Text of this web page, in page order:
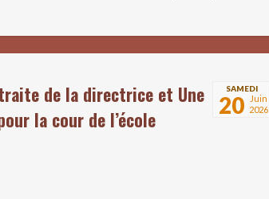
SAMEDI
20
Juin
2026
de la directrice et Une
la cour de l’école